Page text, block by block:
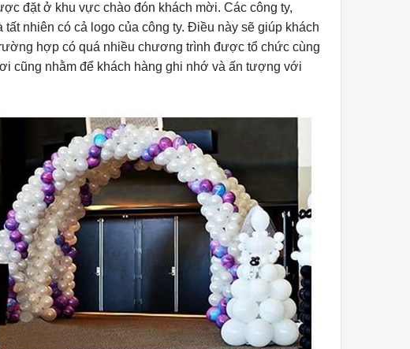
đặt ở khu vực chào đón khách mời. Các công ty,
nhiên có cả logo của công ty. Điều này sẽ giúp khách
hợp có quá nhiều chương trình được tổ chức cùng
cũng nhằm để khách hàng ghi nhớ và ấn tượng với